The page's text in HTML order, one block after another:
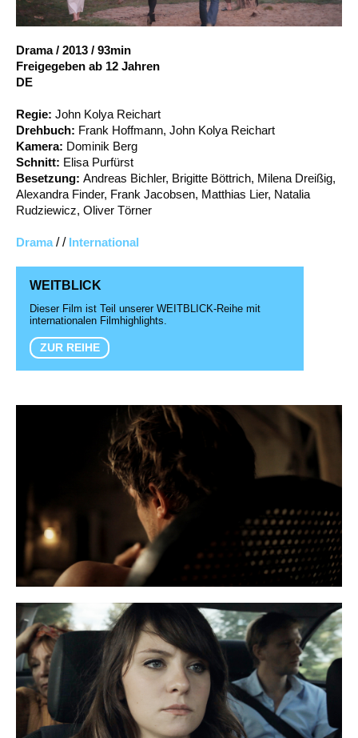
Account
Drama / 2013 / 93min
Freigegeben ab 12 Jahren
DE
Regie: John Kolya Reichart
Drehbuch: Frank Hoffmann, John Kolya Reichart
Kamera: Dominik Berg
Schnitt: Elisa Purfürst
Besetzung: Andreas Bichler, Brigitte Böttrich, Milena Dreißig,
Alexandra Finder, Frank Jacobsen, Matthias Lier, Natalia
Rudziewicz, Oliver Törner
Drama / / International
WEITBLICK
Dieser Film ist Teil unserer WEITBLICK-Reihe mit
internationalen Filmhighlights.
ZUR REIHE